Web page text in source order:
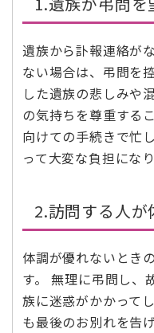
遺族から訃報連絡が
ない場合は、弔問を
した遺族の悲しみや
の気持ちを尊重する
向けての手続きで忙
って大変な負担になり
2.訪問する人
体調が優れないとき
す。 無理に弔問し、
族に迷惑がかかって
も最後のお別れを告